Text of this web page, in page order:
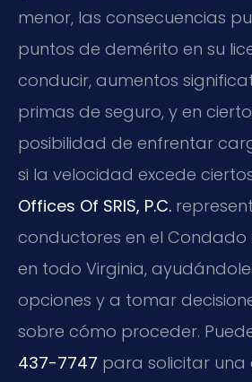
menor, las consecuencias
puntos de demérito en su
conducir, aumentos
primas de seguro, y en
posibilidad de enfrentar
si la velocidad excede
Offices Of SRIS, P.C.
conductores en el Condado
en todo Virginia,
opciones y a tomar
sobre cómo proceder.
437-7747 para solicitar una